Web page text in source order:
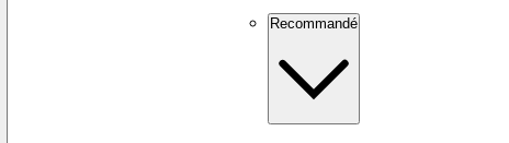
Recommandé